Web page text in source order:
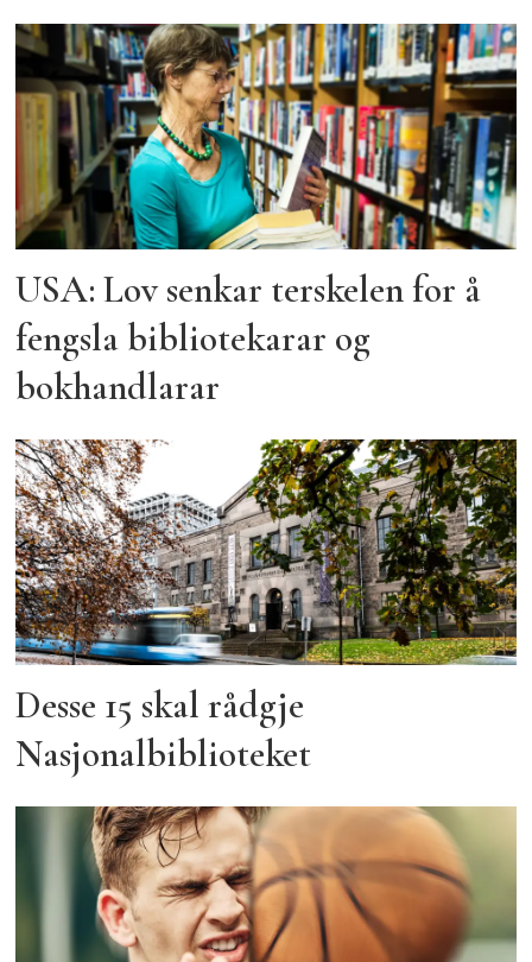
USA: Lov senkar terskelen for å
fengsla bibliotekarar og
bokhandlarar
Desse 15 skal rådgje
Nasjonalbiblioteket